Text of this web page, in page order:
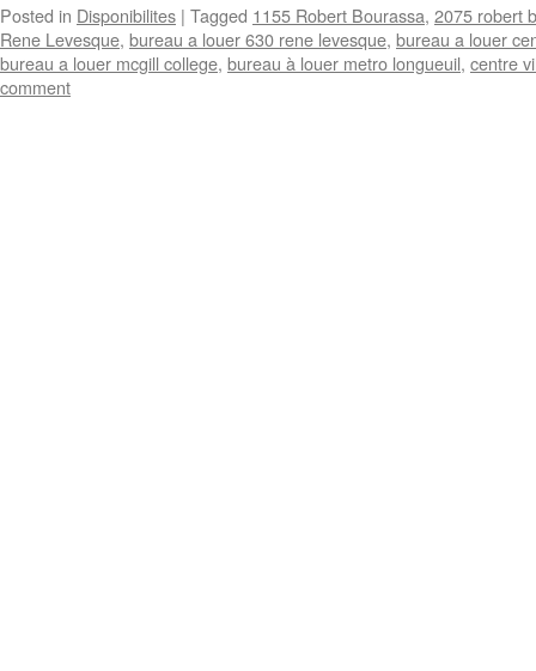
Posted in Disponibilites | Tagged 1155 Robert Bourassa, 2075 robert
Rene Levesque, bureau a louer 630 rene levesque, bureau a louer
bureau a louer mcgill college, bureau à louer metro longueuil, centre
comment